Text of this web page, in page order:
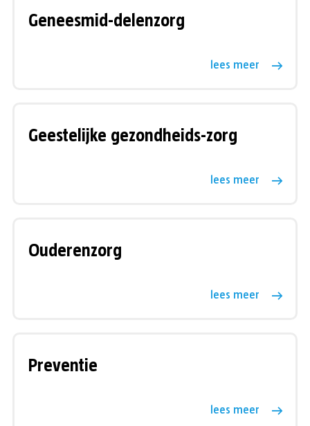
Geneesmid-delenzorg
lees meer
Geestelijke gezondheids-zorg
lees meer
Ouderenzorg
lees meer
Preventie
lees meer